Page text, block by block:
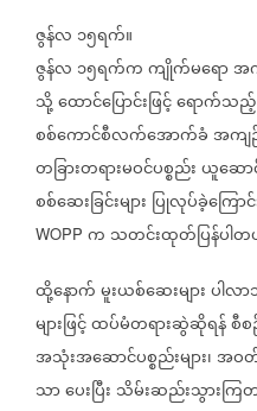
ဇွန်လ ၁၅ရက်။
ဇွန်လ ၁၅ရက်ကကျိုက်မရောအ
သို့ထောင်ပြောင်းဖြင့်ရောက်သည့်
စစ်ကောင်စီလက်အောက်ခံအကျ
တခြားတရားမဝင်ပစ္စည်းယူဆေ
စစ်ဆေးခြင်းများ ပြုလုပ်ခဲ့ကြောင်
WOPP က သတင်းထုတ်ပြန်ပါ
ထို့နောက်မူးယစ်ဆေးများပါလ
များဖြင့်ထပ်မံတရားဆွဲဆိုရန်စီစ
အသုံးအဆောင်ပစ္စည်းများ၊အဝတ်
သာပေးပြီး သိမ်းဆည်းသွားက